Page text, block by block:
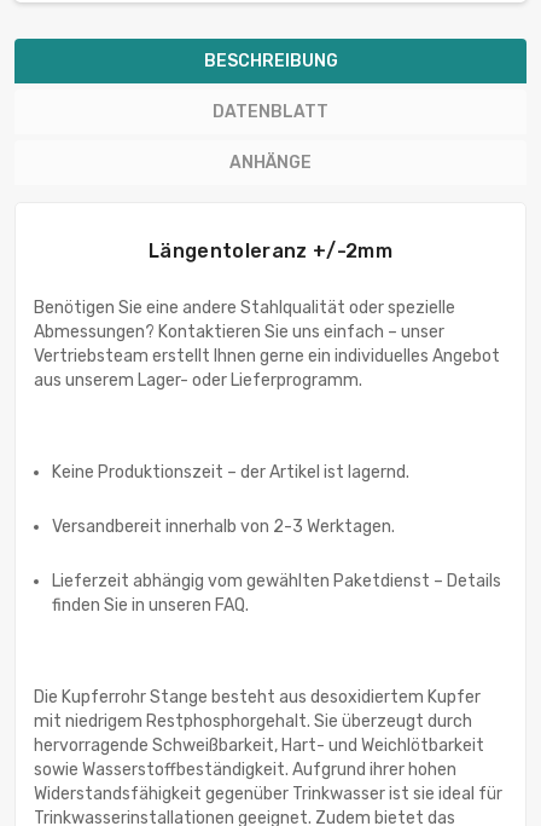
BESCHREIBUNG
DATENBLATT
ANHÄNGE
Längentoleranz +/-2mm
Benötigen Sie eine andere Stahlqualität oder spezielle
Abmessungen? Kontaktieren Sie uns einfach – unser
Vertriebsteam erstellt Ihnen gerne ein individuelles Angebot
aus unserem Lager- oder Lieferprogramm.
Keine Produktionszeit – der Artikel ist lagernd.
Versandbereit innerhalb von 2-3 Werktagen.
Lieferzeit abhängig vom gewählten Paketdienst – Details
finden Sie in unseren FAQ.
Die Kupferrohr Stange besteht aus desoxidiertem Kupfer
mit niedrigem Restphosphorgehalt. Sie überzeugt durch
hervorragende Schweißbarkeit, Hart- und Weichlötbarkeit
sowie Wasserstoffbeständigkeit. Aufgrund ihrer hohen
Widerstandsfähigkeit gegenüber Trinkwasser ist sie ideal für
Trinkwasserinstallationen geeignet. Zudem bietet das